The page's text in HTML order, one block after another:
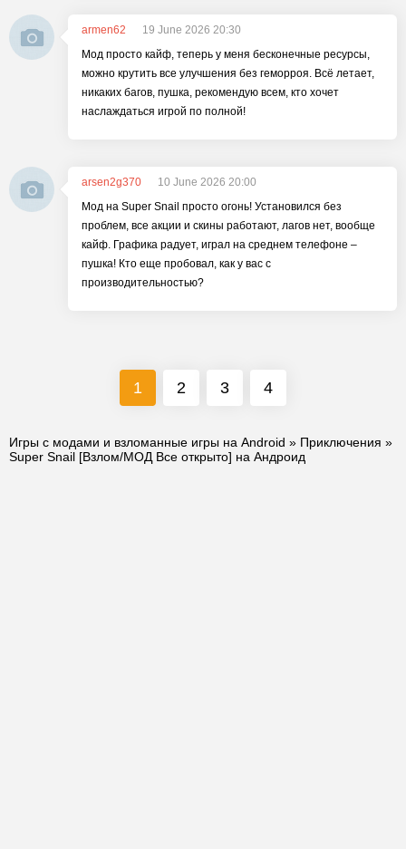
armen62
19 June 2026 20:30
Мод просто кайф, теперь у меня бесконечные ресурсы,
можно крутить все улучшения без геморроя. Всё летает,
никаких багов, пушка, рекомендую всем, кто хочет
наслаждаться игрой по полной!
arsen2g370
10 June 2026 20:00
Мод на Super Snail просто огонь! Установился без
проблем, все акции и скины работают, лагов нет, вообще
кайф. Графика радует, играл на среднем телефоне –
пушка! Кто еще пробовал, как у вас с
производительностью?
1 2 3 4
Игры с модами и взломанные игры на Android » Приключения »
Super Snail [Взлом/МОД Все открыто] на Андроид